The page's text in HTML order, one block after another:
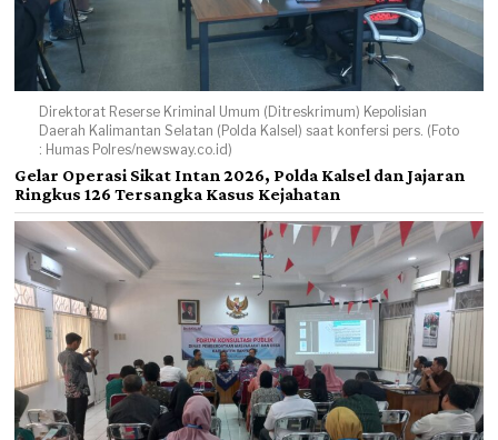
Direktorat Reserse Kriminal Umum (Ditreskrimum) Kepolisian
Daerah Kalimantan Selatan (Polda Kalsel) saat konfersi pers. (Foto
: Humas Polres/newsway.co.id)
Gelar Operasi Sikat Intan 2026, Polda Kalsel dan Jajaran
Ringkus 126 Tersangka Kasus Kejahatan